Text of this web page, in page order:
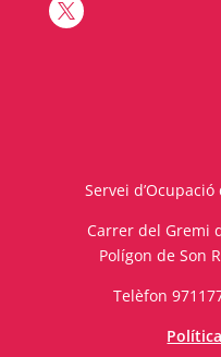

Servei
Carrer del Gremi
Polígon de Son
Telèfon